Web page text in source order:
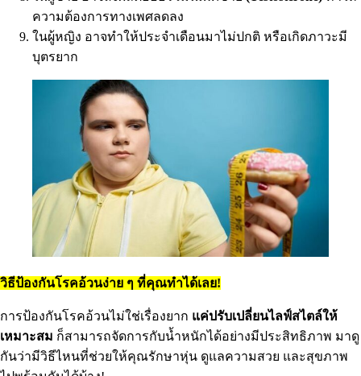
ความต้องการทางเพศลดลง
ในผู้หญิง อาจทำให้ประจำเดือนมาไม่ปกติ หรือเกิดภาวะมี
บุตรยาก
วิธีป้องกันโรคอ้วนง่าย ๆ ที่คุณทำได้เลย!
การป้องกันโรคอ้วนไม่ใช่เรื่องยาก แค่ปรับเปลี่ยนไลฟ์สไตล์ให้
เหมาะสม ก็สามารถจัดการกับน้ำหนักได้อย่างมีประสิทธิภาพ มาดู
กันว่ามีวิธีไหนที่ช่วยให้คุณรักษาหุ่น ดูแลความสวย และสุขภาพ